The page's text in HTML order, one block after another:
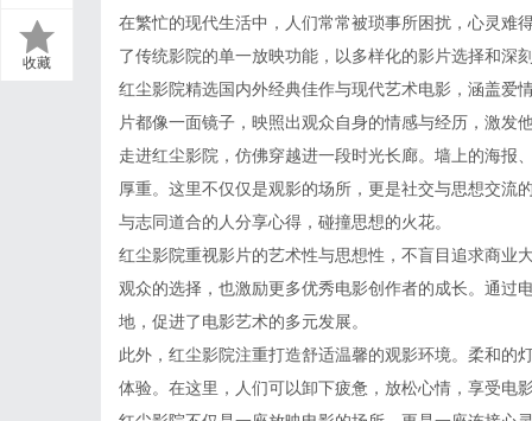
收藏
在繁忙的现代生活中，人们常常被琐事所困扰，心灵难
了传统影院的单一放映功能，以多样化的影片选择和深
红尘影院精选国内外经典佳作与现代艺术电影，涵盖爱
片都像一面镜子，映照出观众自身的情感与经历，激发
走进红尘影院，仿佛穿越进一段时光长廊。墙上的海报
厚重。这里不仅仅是观影的场所，更是社交与思想交流
与志同道合的人分享心得，碰撞思想的火花。
红尘影院重视影片的艺术性与思想性，不盲目追求商业
观众的选择，也激励更多优秀电影创作者的成长。通过
地，促进了电影艺术的多元发展。
此外，红尘影院注重打造舒适温馨的观影环境。柔和的
体验。在这里，人们可以卸下疲惫，放松心情，享受电